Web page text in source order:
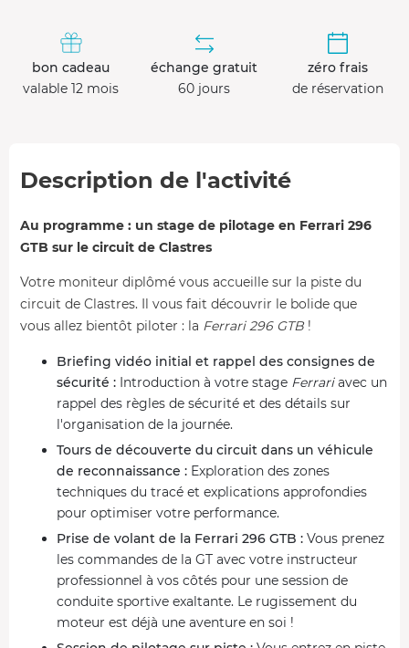
bon cadeau
valable 12 mois
échange gratuit
60 jours
zéro frais
de réservation
Description de l'activité
Au programme : un stage de pilotage en Ferrari 296
GTB sur le circuit de Clastres
Votre moniteur diplômé vous accueille sur la piste du
circuit de Clastres. Il vous fait découvrir le bolide que
vous allez bientôt piloter : la Ferrari 296 GTB !
Briefing vidéo initial et rappel des consignes de
sécurité : Introduction à votre stage Ferrariavec un
rappel des règles de sécurité et des détails sur
l'organisation de la journée.
Tours de découverte du circuit dans un véhicule
de reconnaissance : Exploration des zones
techniques du tracé et explications approfondies
pour optimiser votre performance.
Prise de volant de la Ferrari 296 GTB : Vous prenez
les commandes de la GT avec votre instructeur
professionnel à vos côtés pour une session de
conduite sportive exaltante. Le rugissement du
moteur est déjà une aventure en soi !